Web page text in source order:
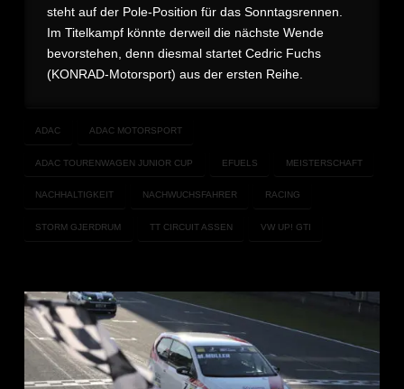
steht auf der Pole-Position für das Sonntagsrennen.
Im Titelkampf könnte derweil die nächste Wende
bevorstehen, denn diesmal startet Cedric Fuchs
(KONRAD-Motorsport) aus der ersten Reihe.
ADAC ADAC MOTORSPORT
ADAC TOURENWAGEN JUNIOR CUP EFUELS MEISTERSCHAFT
NACHHALTIGKEIT NACHWUCHSFAHRER RACING
STORM GJERDRUM TT CIRCUIT ASSEN VW UP! GTI